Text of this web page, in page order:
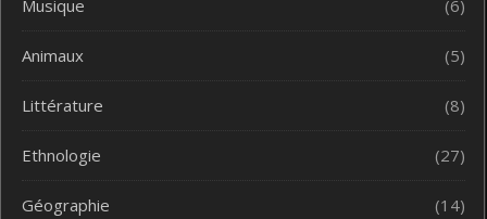
Musique (6)
Animaux (5)
Littérature (8)
Ethnologie (27)
Géographie (14)